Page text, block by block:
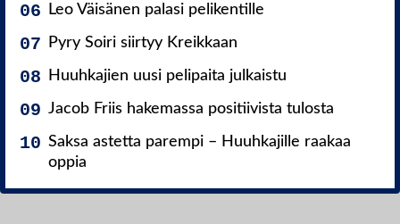
Leo Väisänen palasi pelikentille
Pyry Soiri siirtyy Kreikkaan
Huuhkajien uusi pelipaita julkaistu
Jacob Friis hakemassa positiivista tulosta
Saksa astetta parempi – Huuhkajille raakaa
oppia